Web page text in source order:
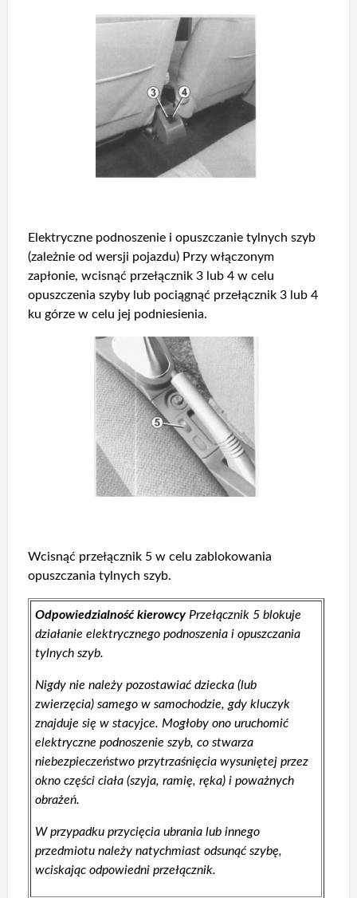
Elektryczne podnoszenie i opuszczanie tylnych szyb
(zależnie od wersji pojazdu) Przy włączonym
zapłonie, wcisnąć przełącznik 3 lub 4 w celu
opuszczenia szyby lub pociągnąć przełącznik 3 lub 4
ku górze w celu jej podniesienia.
Wcisnąć przełącznik 5 w celu zablokowania
opuszczania tylnych szyb.
Odpowiedzialność kierowcy Przełącznik 5 blokuje
działanie elektrycznego podnoszenia i opuszczania
tylnych szyb.
Nigdy nie należy pozostawiać dziecka (lub
zwierzęcia) samego w samochodzie, gdy kluczyk
znajduje się w stacyjce. Mogłoby ono uruchomić
elektryczne podnoszenie szyb, co stwarza
niebezpieczeństwo przytrzaśnięcia wysuniętej przez
okno części ciała (szyja, ramię, ręka) i poważnych
obrażeń.
W przypadku przycięcia ubrania lub innego
przedmiotu należy natychmiast odsunąć szybę,
wciskając odpowiedni przełącznik.